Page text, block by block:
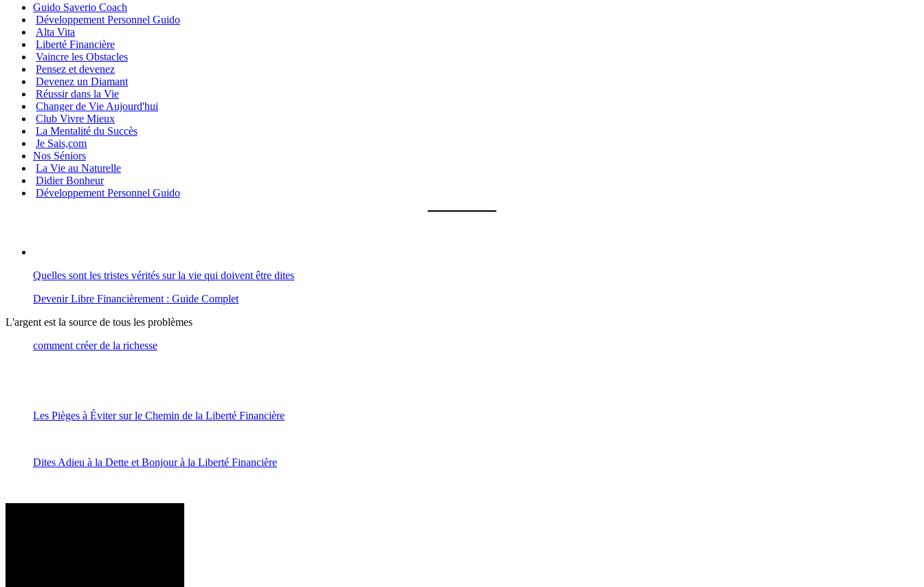
Guido Saverio Coach
Développement Personnel Guido
Alta Vita
Liberté Financière
Vaincre les Obstacles
Pensez et devenez
Devenez un Diamant
Réussir dans la Vie
Changer de Vie Aujourd'hui
Club Vivre Mieux
La Mentalité du Succès
Je Sais,com
Nos Séniors
La Vie au Naturelle
Didier Bonheur
Développement Personnel Guido
Quelles sont les tristes vérités sur la vie qui doivent être dites
Devenir Libre Financièrement : Guide Complet
L'argent est la source de tous les problèmes
comment créer de la richesse
Les Pièges à Éviter sur le Chemin de la Liberté Financière
Dites Adieu à la Dette et Bonjour à la Liberté Financière